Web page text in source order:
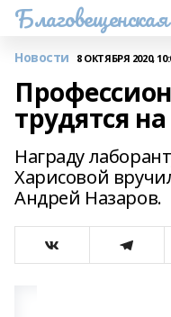
Новости 8 ОКТЯБРЯ 2020,
трудятся
Награду
Харисовой
Андрей Назаров.